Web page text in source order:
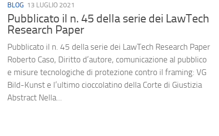
BLOG 13 LUGLIO 2021
Pubblicato il n. 45 della serie dei LawTech
Research Paper
Pubblicato il n. 45 della serie dei LawTech Research Paper
Roberto Caso, Diritto d’autore, comunicazione al pubblico
e misure tecnologiche di protezione contro il framing: VG
Bild-Kunst e l’ultimo cioccolatino della Corte di Giustizia
Abstract Nella...